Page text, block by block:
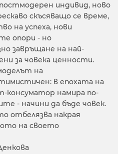
индивид, ново
скъсяващо се време,
на успеха, нови
опори - но
завръщане на най-
за човека ценности.
на
в епохата на
консуматор намира по-
- начини да бъде човек.
отбелязва накрая
на своето